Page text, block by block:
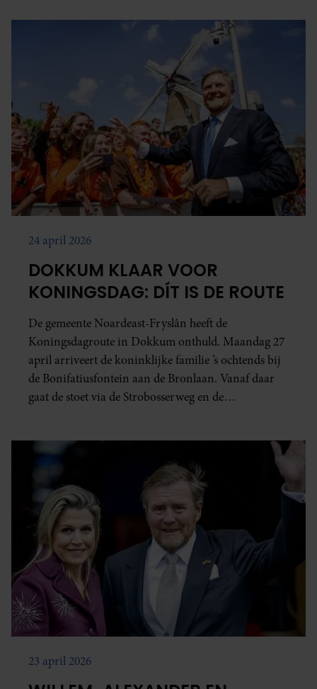
24 april 2026
DOKKUM KLAAR VOOR
KONINGSDAG: DÍT IS DE ROUTE
De gemeente Noardeast-Fryslân heeft de
Koningsdagroute in Dokkum onthuld. Maandag 27
april arriveert de koninklijke familie ’s ochtends bij
de Bonifatiusfontein aan de Bronlaan. Vanaf daar
gaat de stoet via de Strobosserweg en de
23 april 2026